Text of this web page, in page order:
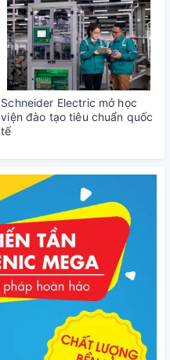
Schneider Electric mở học
viện đào tạo tiêu chuẩn quốc
tế